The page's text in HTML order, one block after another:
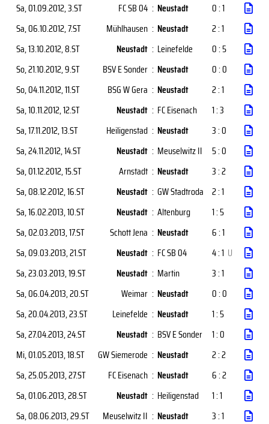
Sa, 01.09.2012, 3.ST FC SB 04 : Neustadt
0 : 1
Sa, 06.10.2012, 7.ST Mühlhausen : Neustadt
2 : 1
Sa, 13.10.2012, 8.ST Neustadt : Leinefelde
0 : 5
So, 21.10.2012, 9.ST BSV E Sonder : Neustadt
0 : 0
So, 04.11.2012, 11.ST BSG W Gera : Neustadt
2 : 1
Sa, 10.11.2012, 12.ST Neustadt : FC Eisenach
1 : 3
Sa, 17.11.2012, 13.ST Heiligenstad : Neustadt
3 : 0
Sa, 24.11.2012, 14.ST Neustadt : Meuselwitz II
5 : 0
Sa, 01.12.2012, 15.ST Arnstadt : Neustadt
3 : 2
Sa, 08.12.2012, 16.ST Neustadt : GW Stadtroda 2 : 1
Sa, 16.02.2013, 10.ST Neustadt : Altenburg
1 : 5
Sa, 02.03.2013, 17.ST Schott Jena : Neustadt
6 : 1
Sa, 09.03.2013, 21.ST Neustadt : FC SB 04 4 : 1 U
Sa, 23.03.2013, 19.ST Neustadt : Martin
3 : 1
Sa, 06.04.2013, 20.ST Weimar : Neustadt
0 : 0
Sa, 20.04.2013, 23.ST Leinefelde : Neustadt
1 : 5
Sa, 27.04.2013, 24.ST Neustadt : BSV E Sonder
1 : 0
Mi, 01.05.2013, 18.ST GW Siemerode : Neustadt
2 : 2
Sa, 25.05.2013, 27.ST FC Eisenach : Neustadt
6 : 2
Sa, 01.06.2013, 28.ST Neustadt : Heiligenstad
1 : 1
Sa, 08.06.2013, 29.ST Meuselwitz II : Neustadt 3 : 1